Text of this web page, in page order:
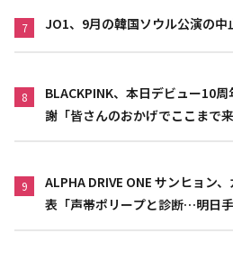
7 JO1、9月の韓国ソウル公演の
8
BLACKPINK、本日デビュー10
謝「皆さんのおかげでここまで来
9
ALPHA DRIVE ONE サンヒョン
表「声帯ポリープと診断…明日手